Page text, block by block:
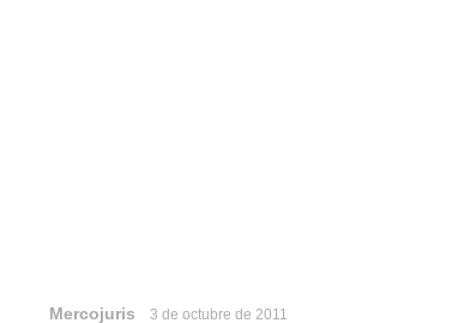
Mercojuris 3 de octubre de 2011